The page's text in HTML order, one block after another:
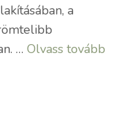
a
…Olvass tovább